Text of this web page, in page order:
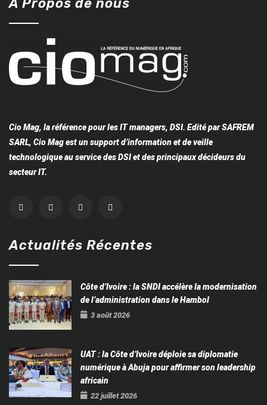
A Propos de nous
Cio Mag, la référence pour les IT managers, DSI. Edité par SAFREM
SARL, Cio Mag est un support d’information et de veille
technologique au service des DSI et des principaux décideurs du
secteur IT.
Actualités Récentes
Côte d’Ivoire : la SNDI accélère la modernisation
de l’administration dans le Hambol
3 août 2026
UAT : la Côte d’Ivoire déploie sa diplomatie
numérique à Abuja pour affirmer son leadership
africain
22 juillet 2026